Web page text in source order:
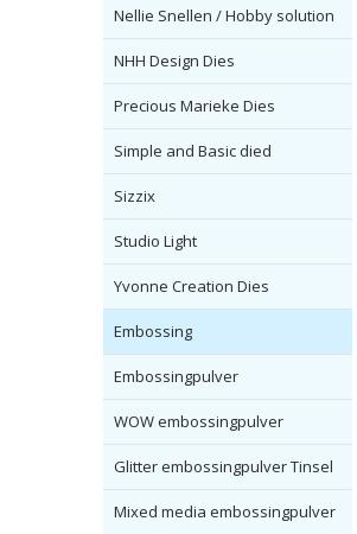
Nellie Snellen / Hobby solution
NHH Design Dies
Precious Marieke Dies
Simple and Basic died
Sizzix
Studio Light
Yvonne Creation Dies
Embossing
Embossingpulver
WOW embossingpulver
Glitter embossingpulver Tinsel
Mixed media embossingpulver